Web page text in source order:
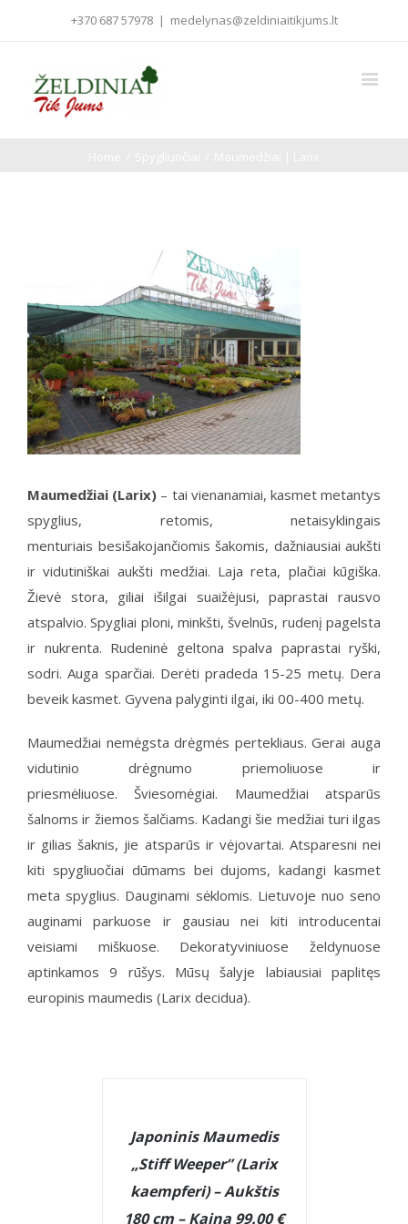
+370 687 57978 | medelynas@zeldiniaitikjums.lt
Maumedžiai (Larix) – tai vienanamiai, kasmet metantys
spyglius, retomis, netaisyklingais
menturiais besišakojančiomis šakomis, dažniausiai aukšti
ir vidutiniškai aukšti medžiai. Laja reta, plačiai kūgiška.
Žievė stora, giliai išilgai suaižėjusi, paprastai rausvo
atspalvio. Spygliai ploni, minkšti, švelnūs, rudenį pagelsta
ir nukrenta. Rudeninė geltona spalva paprastai ryški,
sodri. Auga sparčiai. Derėti pradeda 15-25 metų. Dera
beveik kasmet. Gyvena palyginti ilgai, iki 00-400 metų.
Maumedžiai nemėgsta drėgmės pertekliaus. Gerai auga
vidutinio drėgnumo priemoliuose ir
priesmėliuose. Šviesomėgiai. Maumedžiai atsparūs
šalnoms ir žiemos šalčiams. Kadangi šie medžiai turi ilgas
ir gilias šaknis, jie atsparūs ir vėjovartai. Atsparesni nei
kiti spygliuočiai dūmams bei dujoms, kadangi kasmet
meta spyglius. Dauginami sėklomis. Lietuvoje nuo seno
auginami parkuose ir gausiau nei kiti introducentai
veisiami miškuose. Dekoratyviniuose želdynuose
aptinkamos 9 rūšys. Mūsų šalyje labiausiai paplitęs
europinis maumedis (Larix decidua).
Japoninis Maumedis
„Stiff Weeper” (Larix
kaempferi) – Aukštis
180 cm – Kaina 99.00 €